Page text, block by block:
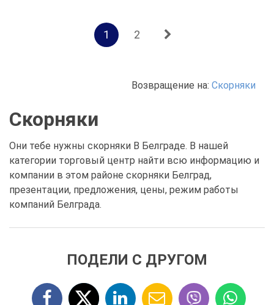
1 2
Возвращение на: Скорняки
Скорняки
Они тебе нужны скорняки В Белграде. В нашей
категории торговый центр найти всю информацию и
компании в этом районе скорняки Белград,
презентации, предложения, цены, режим работы
компаний Белграда.
ПОДЕЛИ С ДРУГОМ